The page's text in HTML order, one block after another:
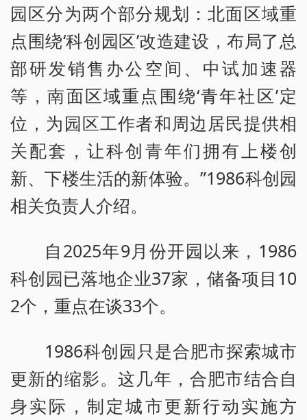
园区分为两个部分规划：北面区域重
点围绕‘科创园区’改造建设，布局了总
部研发销售办公空间、中试加速器
等，南面区域重点围绕‘青年社区’定
位，为园区工作者和周边居民提供相
关配套，让科创青年们拥有上楼创
新、下楼生活的新体验。”1986科创园
相关负责人介绍。
自2025年9月份开园以来，1986
科创园已落地企业37家，储备项目10
2个，重点在谈33个。
1986科创园只是合肥市探索城市
更新的缩影。这几年，合肥市结合自
身实际，制定城市更新行动实施方